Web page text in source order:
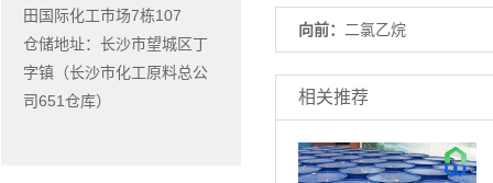
田国际化工市场7栋107
仓储地址：长沙市望城区丁
字镇（长沙市化工原料总公
司651仓库）
向前： 二氯乙烷
相关推荐